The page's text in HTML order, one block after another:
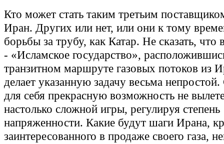
Кто может стать таким третьим
Иран. Других или нет, или они к тому
борьбы за трубу, как Катар. Не сказать, что
- «Исламское государство»,
транзитном маршруте газовых потоков из
делает указанную задачу весьма
для себя прекрасную возможность не
настолько сложной игры, регулируя степень
напряженности. Какие будут шаги Ирана,
заинтересованного в продаже своего газа,